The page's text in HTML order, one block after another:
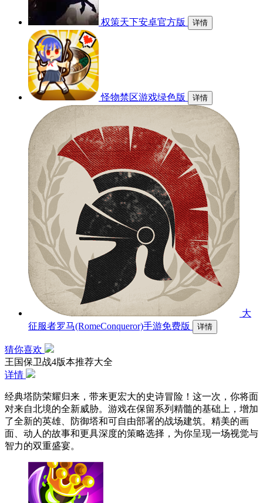
权策天下安卓官方版 详情
怪物禁区游戏绿色版 详情
大
征服者罗马(RomeConqueror)手游免费版
详情
猜你喜欢
王国保卫战4版本推荐大全
详情
经典塔防荣耀归来，带来更宏大的史诗冒险！这一次，你将面
对来自北境的全新威胁。游戏在保留系列精髓的基础上，增加
了全新的英雄、防御塔和可自由部署的战场建筑。精美的画
面、动人的故事和更具深度的策略选择，为你呈现一场视觉与
智力的双重盛宴。